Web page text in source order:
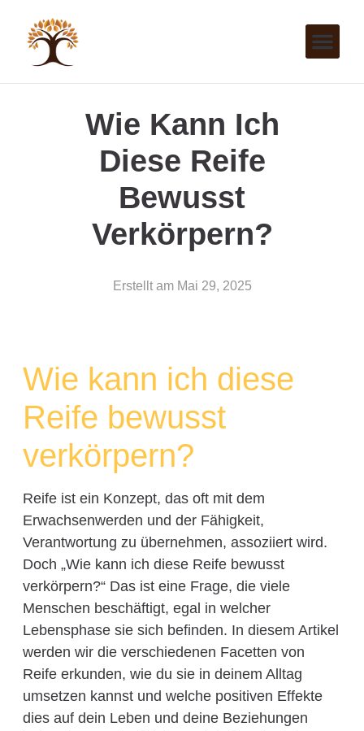
Wie Kann Ich
Diese Reife
Bewusst
Verkörpern?
Erstellt am Mai 29, 2025
Wie kann ich diese
Reife bewusst
verkörpern?
Reife ist ein Konzept, das oft mit dem
Erwachsenwerden und der Fähigkeit,
Verantwortung zu übernehmen, assoziiert wird.
Doch „Wie kann ich diese Reife bewusst
verkörpern?“ Das ist eine Frage, die viele
Menschen beschäftigt, egal in welcher
Lebensphase sie sich befinden. In diesem Artikel
werden wir die verschiedenen Facetten von
Reife erkunden, wie du sie in deinem Alltag
umsetzen kannst und welche positiven Effekte
dies auf dein Leben und deine Beziehungen